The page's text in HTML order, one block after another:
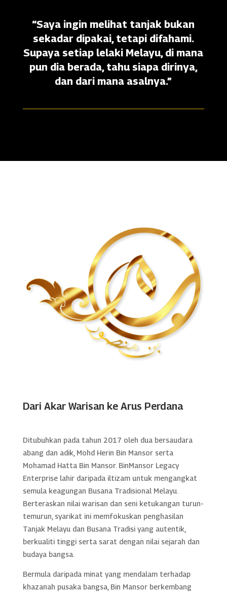
“Saya ingin melihat tanjak bukan
sekadar dipakai, tetapi difahami.
Supaya setiap lelaki Melayu, di mana
pun dia berada, tahu siapa dirinya,
dan dari mana asalnya.”
Dari Akar Warisan ke Arus Perdana
Ditubuhkan pada tahun 2017 oleh dua bersaudara
abang dan adik, Mohd Herin Bin Mansor serta
Mohamad Hatta Bin Mansor. BinMansor Legacy
Enterprise lahir daripada iltizam untuk mengangkat
semula keagungan Busana Tradisional Melayu.
Berteraskan nilai warisan dan seni ketukangan turun-
temurun, syarikat ini memfokuskan penghasilan
Tanjak Melayu dan Busana Tradisi yang autentik,
berkualiti tinggi serta sarat dengan nilai sejarah dan
budaya bangsa.
Bermula daripada minat yang mendalam terhadap
khazanah pusaka bangsa, Bin Mansor berkembang